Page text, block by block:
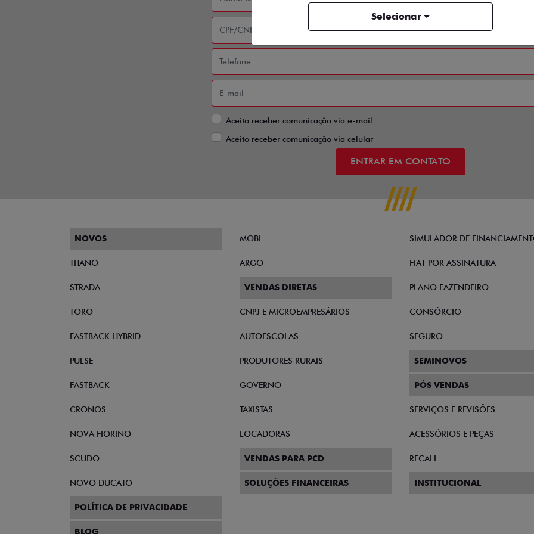
Aceito receber comunicação via e-mail
Aceito receber comunicação via celular
ENTRAR EM CONTATO
NOVOS
TITANO
STRADA
TORO
FASTBACK HYBRID
PULSE
FASTBACK
CRONOS
NOVA FIORINO
SCUDO
NOVO DUCATO
MOBI
ARGO
VENDAS DIRETAS
CNPJ E MICROEMPRESÁRIOS
AUTOESCOLAS
PRODUTORES RURAIS
GOVERNO
TAXISTAS
LOCADORAS
VENDAS PARA PCD
SOLUÇÕES FINANCEIRAS
SIMULADOR DE
FIAT POR ASSINATURA
PLANO FAZENDEIRO
CONSÓRCIO
SEGURO
SEMINOVOS
PÓS VENDAS
SERVIÇOS E REVISÕES
ACESSÓRIOS E PEÇAS
RECALL
INSTITUCIONAL
POLÍTICA DE PRIVACIDADE
BLOG
Selecionar